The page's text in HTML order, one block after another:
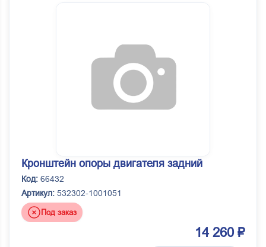
Кронштейн опоры двигателя задний
Код: 66432
Артикул: 532302-1001051
Под заказ
14 260 ₽